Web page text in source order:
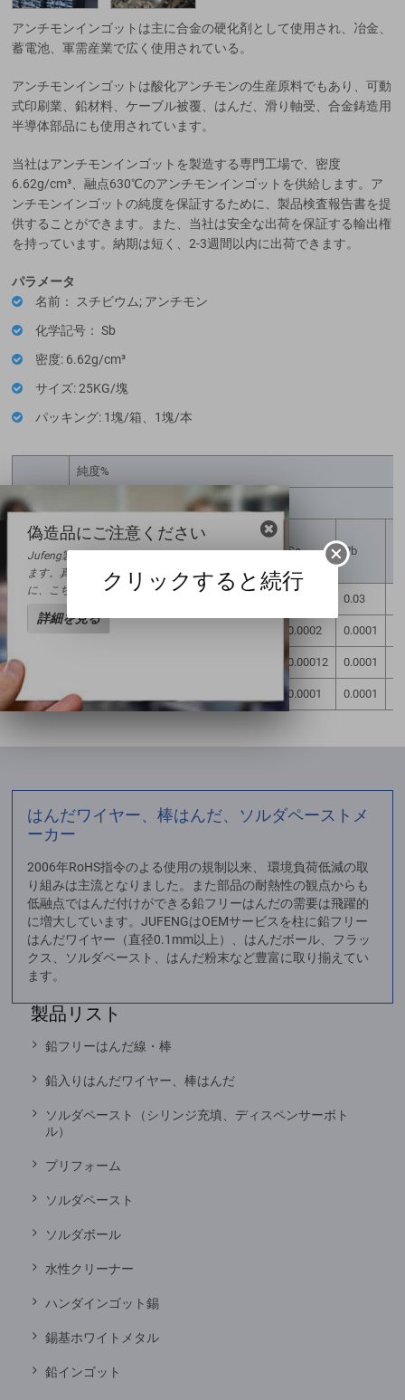
アンチモンインゴットは主に合金の硬化剤として使用され、冶金、
蓄電池、軍需産業で広く使用されている。
アンチモンインゴットは酸化アンチモンの生産原料でもあり、可動
式印刷業、鉛材料、ケーブル被覆、はんだ、滑り軸受、合金鋳造用
半導体部品にも使用されています。
当社はアンチモンインゴットを製造する専門工場で、密度
6.62g/cm³、融点630℃のアンチモンインゴットを供給します。ア
ンチモンインゴットの純度を保証するために、製品検査報告書を提
供することができます。また、当社は安全な出荷を保証する輸出権
を持っています。納期は短く、2-3週間以内に出荷できます。
パラメータ
名前： スチビウム; アンチモン
化学記号： Sb
密度: 6.62g/cm³
サイズ: 25KG/塊
パッキング: 1塊/箱、1塊/本
純度%
Sb≧
不純物含有量
AS Fe S Cu Se Pb
Sb99.90 0.03
Sb99.85 0.0002 0.0001
Sb99.65 0.00012 0.0001
Sb99.50 99.50 0.0001 0.0001
はんだワイヤー、棒はんだ、ソルダペーストメ
ーカー
2006年RoHS指令のよる使用の規制以来、 環境負荷低減の取
り組みは主流となりました。また部品の耐熱性の観点からも
低融点ではんだ付けができる鉛フリーはんだの需要は飛躍的
に増大しています。JUFENGはOEMサービスを柱に鉛フリー
はんだワイヤー（直径0.1mm以上）、はんだボール、フラッ
クス、ソルダペースト、はんだ粉末など豊富に取り揃えてい
ます。
製品リスト
鉛フリーはんだ線・棒
鉛入りはんだワイヤー、棒はんだ
ソルダペースト（シリンジ充填、ディスペンサーボト
ル）
プリフォーム
ソルダペースト
ソルダボール
水性クリーナー
ハンダインゴット錫
錫基ホワイトメタル
鉛インゴット
偽造品にご注意ください
Jufeng製品には公式の防偽ラベルが導入されてい
ます。真正性の確認および安全なご購入のため
に、こちらから詳細をご確認ください。
詳細を見る
クリックすると続行